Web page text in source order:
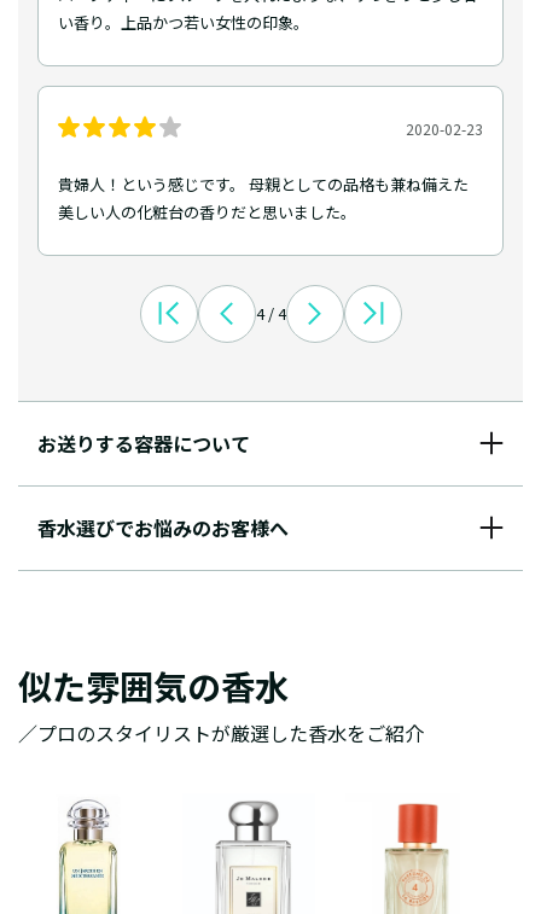
い香り。上品かつ若い女性の印象。
2020-02-23
貴婦人！という感じです。 母親としての品格も兼ね備えた
美しい人の化粧台の香りだと思いました。
4 / 4
お送りする容器について
香水選びでお悩みのお客様へ
似た雰囲気の香水
／プロのスタイリストが厳選した香水をご紹介